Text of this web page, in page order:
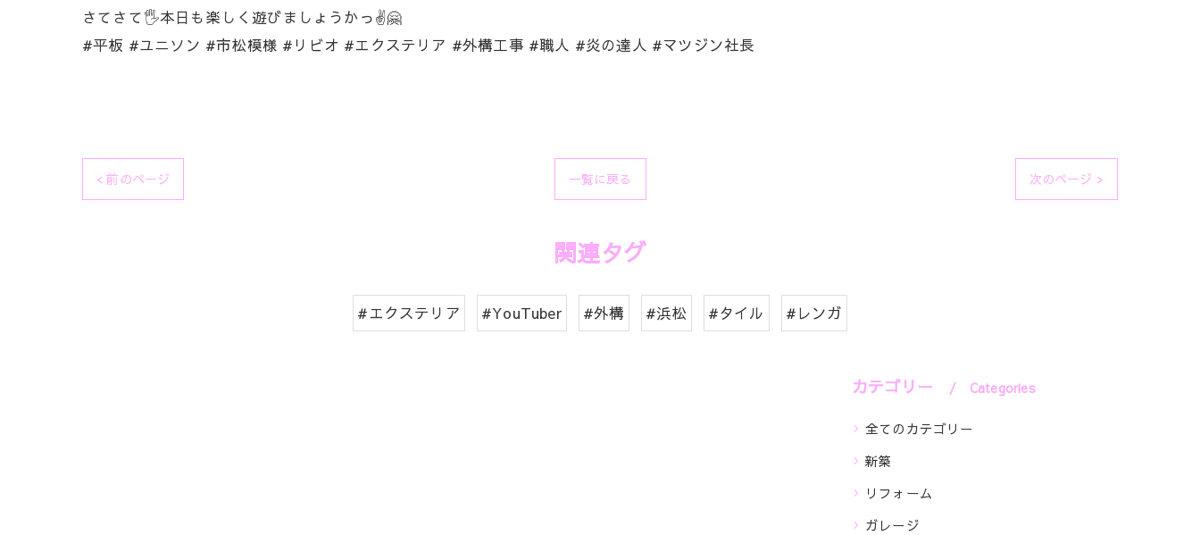
さてさて🖐️本日も楽しく遊びましょうかっ✌️🤗
#平板 #ユニソン #市松模様 #リビオ #エクステリア #外構工事 #職人 #炎の達人 #マツジン社長
< 前のページ 一覧に戻る 次のページ >
関連タグ
#エクステリア #YouTuber #外構 #浜松 #タイル #レンガ
カテゴリー Categories
全てのカテゴリー
新築
リフォーム
ガレージ